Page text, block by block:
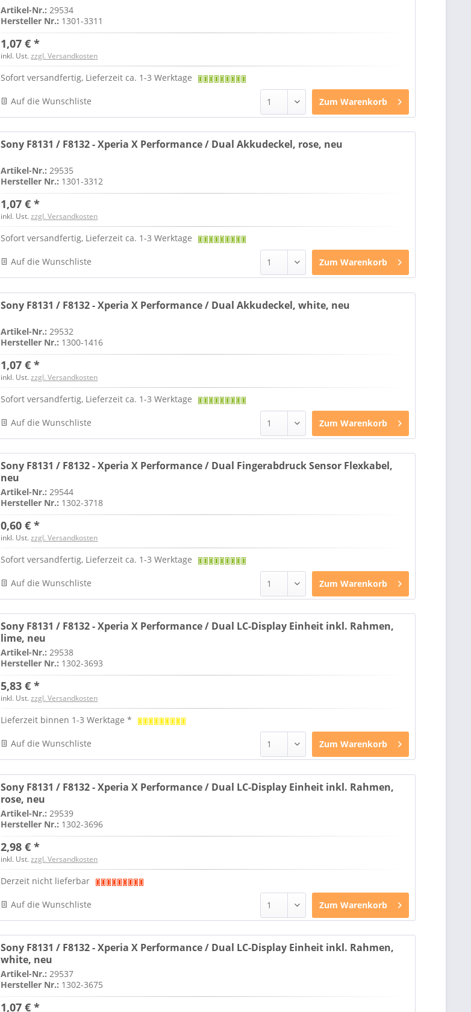
Artikel-Nr.: 29534
Hersteller Nr.: 1301-3311
1,07 € *
inkl. Ust.zzgl. Versandkosten
Sofort versandfertig, Lieferzeit ca. 1-3 Werktage
Zum Warenkorb
Auf die Wunschliste
Sony F8131 / F8132 - Xperia X Performance / Dual Akkudeckel, rose, neu
Artikel-Nr.:29535
Hersteller Nr.: 1301-3312
1,07 € *
inkl. Ust.zzgl. Versandkosten
Sofort versandfertig, Lieferzeit ca. 1-3 Werktage
Zum Warenkorb
Auf die Wunschliste
Sony F8131 / F8132 - Xperia X Performance / Dual Akkudeckel, white, neu
Artikel-Nr.: 29532
Hersteller Nr.: 1300-1416
1,07 € *
inkl. Ust.zzgl. Versandkosten
Sofort versandfertig, Lieferzeit ca. 1-3 Werktage
Zum Warenkorb
Auf die Wunschliste
Sony F8131 / F8132 - Xperia X Performance / Dual Fingerabdruck Sensor Flexkabel,
neu
Artikel-Nr.:29544
Hersteller Nr.: 1302-3718
0,60 € *
inkl. Ust.zzgl. Versandkosten
Sofort versandfertig, Lieferzeit ca. 1-3 Werktage
Zum Warenkorb
Auf die Wunschliste
Sony F8131 / F8132 - Xperia X Performance / Dual LC-Display Einheit inkl. Rahmen,
lime, neu
Artikel-Nr.:29538
Hersteller Nr.: 1302-3693
5,83 € *
inkl. Ust.zzgl. Versandkosten
Lieferzeit binnen 1-3 Werktage *
Zum Warenkorb
Auf die Wunschliste
Sony F8131 / F8132 - Xperia X Performance / Dual LC-Display Einheit inkl. Rahmen,
rose, neu
Artikel-Nr.: 29539
Hersteller Nr.: 1302-3696
2,98 € *
inkl. Ust.zzgl. Versandkosten
Derzeit nicht lieferbar
Zum Warenkorb
Auf die Wunschliste
Sony F8131 / F8132 - Xperia X Performance / Dual LC-Display Einheit inkl. Rahmen,
white, neu
Artikel-Nr.:29537
Hersteller Nr.: 1302-3675
1,07 € *